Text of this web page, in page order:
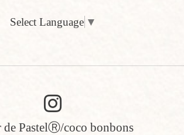
Select Language ▼
de PastelⓇ/coco bonbons